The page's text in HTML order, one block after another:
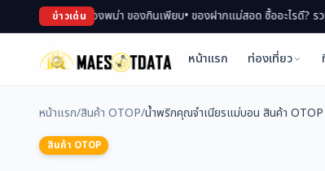
ข่าวเด่น
อปของพม่า ของกินเพียบ• ของฝากแม่สอด ซื้ออะไรดี? รวมของฝาก สิน
หน้าแรก ท่องเที่ยว
หน้าแรก/สินค้า OTOP/น้ำพริกคุณจำเนียรแม่บอน สินค้า OTOP
สินค้า OTOP